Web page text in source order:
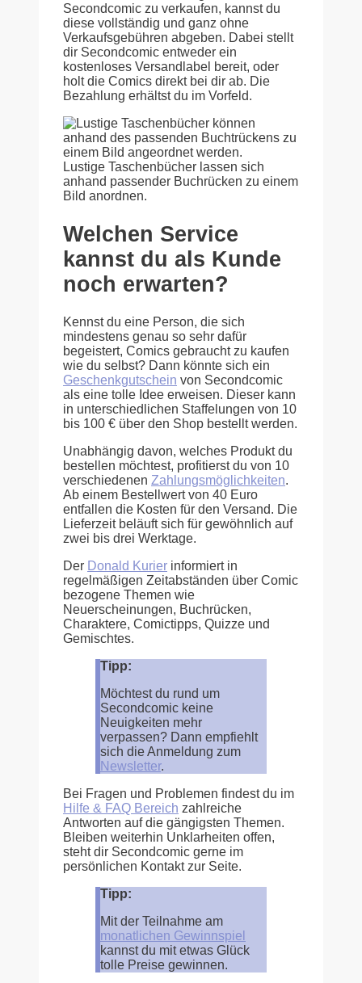
Secondcomic zu verkaufen, kannst du
diese vollständig und ganz ohne
Verkaufsgebühren abgeben. Dabei stellt
dir Secondcomic entweder ein
kostenloses Versandlabel bereit, oder
holt die Comics direkt bei dir ab. Die
Bezahlung erhältst du im Vorfeld.
Lustige Taschenbücher lassen sich
anhand passender Buchrücken zu einem
Bild anordnen.
Welchen Service
kannst du als Kunde
noch erwarten?
Kennst du eine Person, die sich
mindestens genau so sehr dafür
begeistert, Comics gebraucht zu kaufen
wie du selbst? Dann könnte sich ein
Geschenkgutschein von Secondcomic
als eine tolle Idee erweisen. Dieser kann
in unterschiedlichen Staffelungen von 10
bis 100 € über den Shop bestellt werden.
Unabhängig davon, welches Produkt du
bestellen möchtest, profitierst du von 10
verschiedenen Zahlungsmöglichkeiten.
Ab einem Bestellwert von 40 Euro
entfallen die Kosten für den Versand. Die
Lieferzeit beläuft sich für gewöhnlich auf
zwei bis drei Werktage.
Der Donald Kurier informiert in
regelmäßigen Zeitabständen über Comic
bezogene Themen wie
Neuerscheinungen, Buchrücken,
Charaktere, Comictipps, Quizze und
Gemischtes.
Tipp:
Möchtest du rund um
Secondcomic keine
Neuigkeiten mehr
verpassen? Dann empfiehlt
sich die Anmeldung zum
Newsletter.
Bei Fragen und Problemen findest du im
Hilfe & FAQ Bereich zahlreiche
Antworten auf die gängigsten Themen.
Bleiben weiterhin Unklarheiten offen,
steht dir Secondcomic gerne im
persönlichen Kontakt zur Seite.
Tipp:
Mit der Teilnahme am
monatlichen Gewinnspiel
kannst du mit etwas Glück
tolle Preise gewinnen.